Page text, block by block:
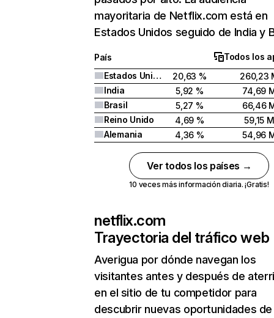
mayoritaria de Netflix.com está en
Estados Unidos seguido de India y
País
Todos los
Estados Unidos
20,63 %
260,23
India
5,92 %
74,69
Brasil
5,27 %
66,46
Reino Unido
4,69 %
59,15 M
Alemania
4,36 % 54,96
Ver todos los países →
10 veces más información diaria. ¡Gratis!
netflix.com
Trayectoria del tráfico web
Averigua por dónde navegan los
visitantes antes y después de
en el sitio de tu competidor para
descubrir nuevas oportunidades de